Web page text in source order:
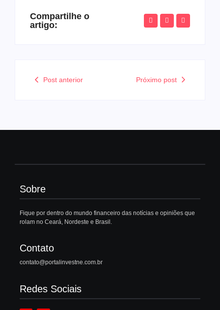
Compartilhe o
artigo:
Post anterior Próximo post
Sobre
Fique por dentro do mundo financeiro das notícias e opiniões que
rolam no Ceará, Nordeste e Brasil.
Contato
contato@portalinvestne.com.br
Redes Sociais